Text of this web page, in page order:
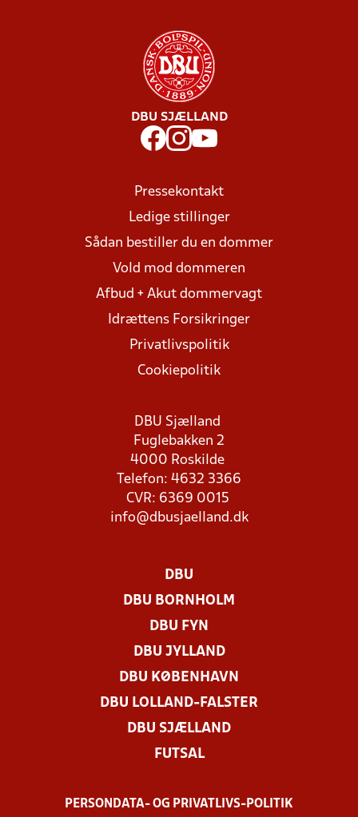
DBU SJÆLLAND
Pressekontakt
Ledige stillinger
Sådan bestiller du en dommer
Vold mod dommeren
Afbud + Akut dommervagt
Idrættens Forsikringer
Privatlivspolitik
Cookiepolitik
DBU Sjælland
Fuglebakken 2
4000 Roskilde
Telefon: 4632 3366
CVR: 6369 0015
info@dbusjaelland.dk
DBU
DBU BORNHOLM
DBU FYN
DBU JYLLAND
DBU KØBENHAVN
DBU LOLLAND-FALSTER
DBU SJÆLLAND
FUTSAL
PERSONDATA- OG PRIVATLIVS-POLITIK